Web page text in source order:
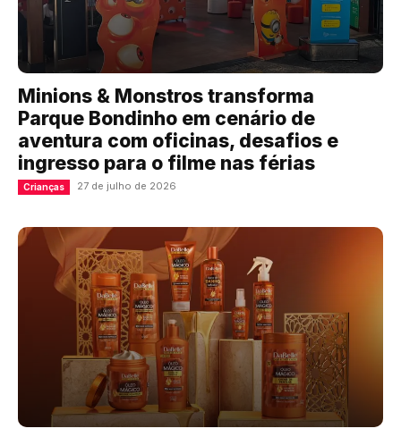
Minions & Monstros transforma
Parque Bondinho em cenário de
aventura com oficinas, desafios e
ingresso para o filme nas férias
Crianças 27 de julho de 2026